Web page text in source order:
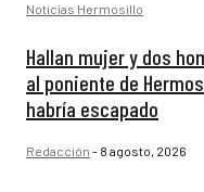
Noticias Hermosillo
Hallan mujer y dos
al poniente de
habría escapado
Redacción - 8 agosto, 2026